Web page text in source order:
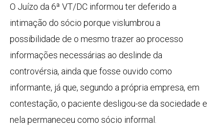
O Juízo da 6ª VT/DC informou ter deferido a
intimação do sócio porque vislumbrou a
possibilidade de o mesmo trazer ao processo
informações necessárias ao deslinde da
controvérsia, ainda que fosse ouvido como
informante, já que, segundo a própria empresa, em
contestação, o paciente desligou-se da sociedade e
nela permaneceu como sócio informal.